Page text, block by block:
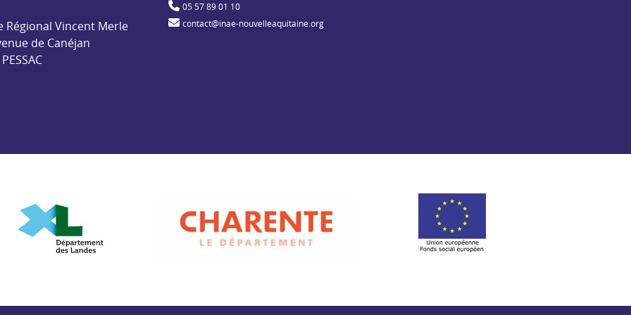
pour l'insertion par l'activité économique
Régional Vincent Merle
de Canéjan
05 57 89 01 10
contact@inae-nouvelleaquitaine.org
Département des Landes Département de la Charente Fonds social européen